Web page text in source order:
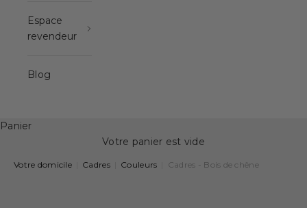
Espace
revendeur
Blog
Panier
Votre panier est vide
Votre domicile Cadres Couleurs Cadres - Bois de chêne